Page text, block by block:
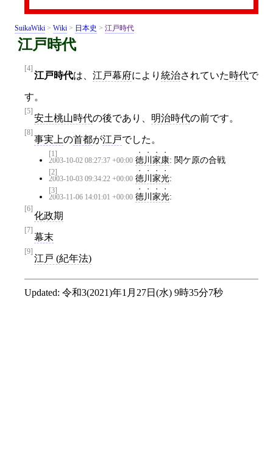
SuikaWiki > Wiki > 日本史 > 江戸時代
江戸時代
[4]
江戸時代は、 江戸幕府により 統治されていた時代で
す。
[5]
安土桃山時代の後であり、 明治時代の前です。
[8]
事実上の首都が江戸でした。
[1]
2003-10-02 08:27:37 +00:00 徳川家康: 関ケ原の合戦
[2]
2003-10-03 09:34:22 +00:00 徳川家光:
[3]
2003-11-06 14:01:01 +00:00 徳川家光:
[6]
化政期
[7]
幕末
[9]
江戸 (紀年法)
Updated: 令和3(2021)年1月27日(水) 9時35分7秒